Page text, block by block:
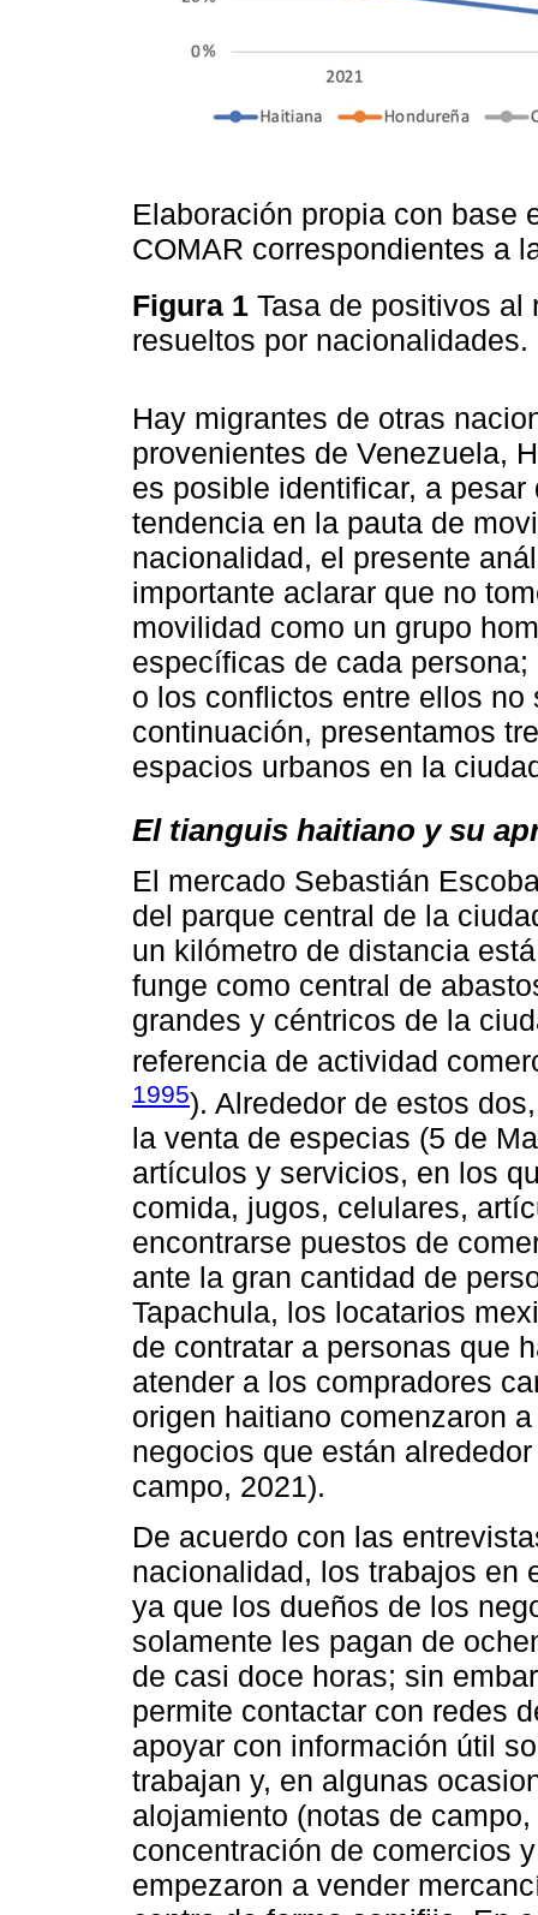
Elaboración propia con base
COMAR correspondientes a
Figura 1 Tasa de positivos al
resueltos por nacionalidades.
Hay migrantes de otras
provenientes de Venezuela,
es posible identificar, a
tendencia en la pauta de
nacionalidad, el presente
importante aclarar que no
movilidad como un grupo
específicas de cada
o los conflictos entre ellos
continuación, presentamos
espacios urbanos en la
El tianguis haitiano y su
El mercado Sebastián
del parque central de la
un kilómetro de distancia
funge como central de
grandes y céntricos de la
referencia de actividad
1995). Alrededor de estos
la venta de especias (5 de
artículos y servicios, en los
comida, jugos, celulares,
encontrarse puestos de
ante la gran cantidad de
Tapachula, los locatarios
de contratar a personas que
atender a los compradores
origen haitiano comenzaron
negocios que están
campo, 2021).
De acuerdo con las
nacionalidad, los trabajos en
ya que los dueños de los
solamente les pagan de
de casi doce horas; sin
permite contactar con redes
apoyar con información útil
trabajan y, en algunas
alojamiento (notas de
concentración de comercios
empezaron a vender